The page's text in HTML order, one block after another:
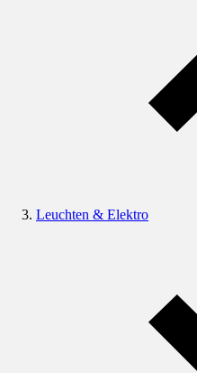
Leuchten & Elektro